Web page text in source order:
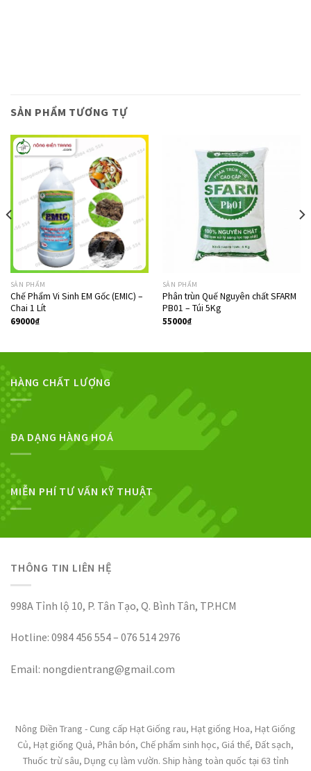
SẢN PHẨM TƯƠNG TỰ
SẢN PHẨM
Chế Phẩm Vi Sinh EM Gốc (EMIC) –
Chai 1 Lít
69000₫
SẢN PHẨM
Phân trùn Quế Nguyên chất SFARM
PB01 – Túi 5Kg
55000₫
HÀNG CHẤT LƯỢNG
ĐA DẠNG HÀNG HOÁ
MIỄN PHÍ TƯ VẤN KỸ THUẬT
THÔNG TIN LIÊN HỆ
998A Tỉnh lộ 10, P. Tân Tạo, Q. Bình Tân, TP.HCM
Hotline: 0984 456 554 – 076 514 2976
Email: nongdientrang@gmail.com
Nông Điền Trang - Cung cấp Hạt Giống rau, Hạt giống Hoa, Hạt Giống
Củ, Hạt giống Quả, Phân bón, Chế phẩm sinh học, Giá thể, Đất sạch,
Thuốc trừ sâu, Dụng cụ làm vườn. Ship hàng toàn quốc tại 63 tỉnh